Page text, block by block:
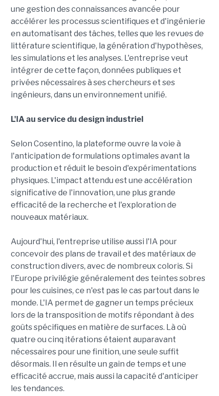
une gestion des connaissances avancée pour
accélérer les processus scientifiques et d'ingénierie
en automatisant des tâches, telles que les revues de
littérature scientifique, la génération d'hypothèses,
les simulations et les analyses. L'entreprise veut
intégrer de cette façon, données publiques et
privées nécessaires à ses chercheurs et ses
ingénieurs, dans un environnement unifié.
L'IA au service du design industriel
Selon Cosentino, la plateforme ouvre la voie à
l'anticipation de formulations optimales avant la
production et réduit le besoin d'expérimentations
physiques. L'impact attendu est une accélération
significative de l'innovation, une plus grande
efficacité de la recherche et l'exploration de
nouveaux matériaux.
Aujourd'hui, l'entreprise utilise aussi l'IA pour
concevoir des plans de travail et des matériaux de
construction divers, avec de nombreux coloris. Si
l'Europe privilégie généralement des teintes sobres
pour les cuisines, ce n'est pas le cas partout dans le
monde. L'IA permet de gagner un temps précieux
lors de la transposition de motifs répondant à des
goûts spécifiques en matière de surfaces. Là où
quatre ou cinq itérations étaient auparavant
nécessaires pour une finition, une seule suffit
désormais. Il en résulte un gain de temps et une
efficacité accrue, mais aussi la capacité d'anticiper
les tendances.